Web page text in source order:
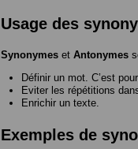
Usage des
Synonymes et Antonymes
Définir un mot. C’est
Eviter les répétitions
Enrichir un texte.
Exemples de